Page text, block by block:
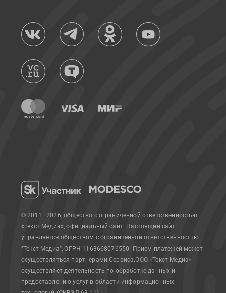
© 2011—2026, общество с ограниченной ответственностью
«Текст Медиа», официальный сайт. Настоящий сайт
управляется обществом с ограниченной ответственностью
"Текст Медиа", ОГРН 1163668076550. Прием платежей может
осуществляться партнерами Сервиса.ООО «Текст Медиа»
осуществляет деятельность по обработке данных и
предоставлению услуг в области информационных